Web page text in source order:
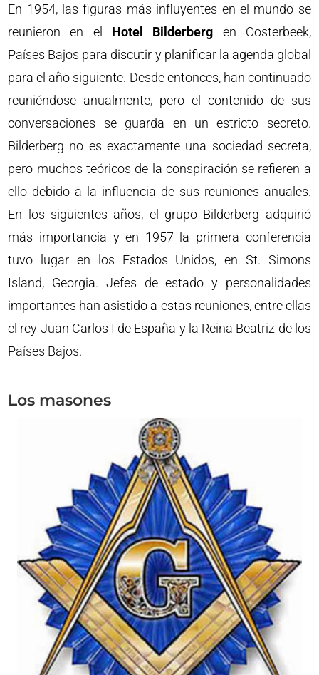
En 1954, las figuras más influyentes en el mundo se
reunieron en el Hotel Bilderberg en Oosterbeek,
Países Bajos para discutir y planificar la agenda global
para el año siguiente. Desde entonces, han continuado
reuniéndose anualmente, pero el contenido de sus
conversaciones se guarda en un estricto secreto.
Bilderberg no es exactamente una sociedad secreta,
pero muchos teóricos de la conspiración se refieren a
ello debido a la influencia de sus reuniones anuales.
En los siguientes años, el grupo Bilderberg adquirió
más importancia y en 1957 la primera conferencia
tuvo lugar en los Estados Unidos, en St. Simons
Island, Georgia. Jefes de estado y personalidades
importantes han asistido a estas reuniones, entre ellas
el rey Juan Carlos I de España y la Reina Beatriz de los
Países Bajos.
Los masones